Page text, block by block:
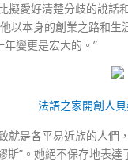
擬愛好清楚分歧的說
以本身的創業之路和生
變更是宏大的。”
法語之家開創人貝
就是各平易近族的人
”。她絕不保存地表